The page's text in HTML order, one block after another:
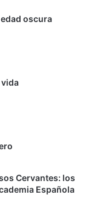
edad oscura
vida
Cervantes: los
Española